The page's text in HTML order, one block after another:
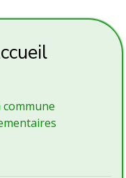
commune